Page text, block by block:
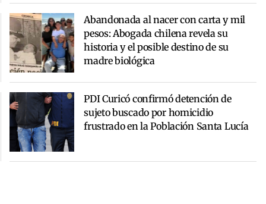
Abandonada al nacer con carta y mil
pesos: Abogada chilena revela su
historia y el posible destino de su
madre biológica
PDI Curicó confirmó detención de
sujeto buscado por homicidio
frustrado en la Población Santa Lucía